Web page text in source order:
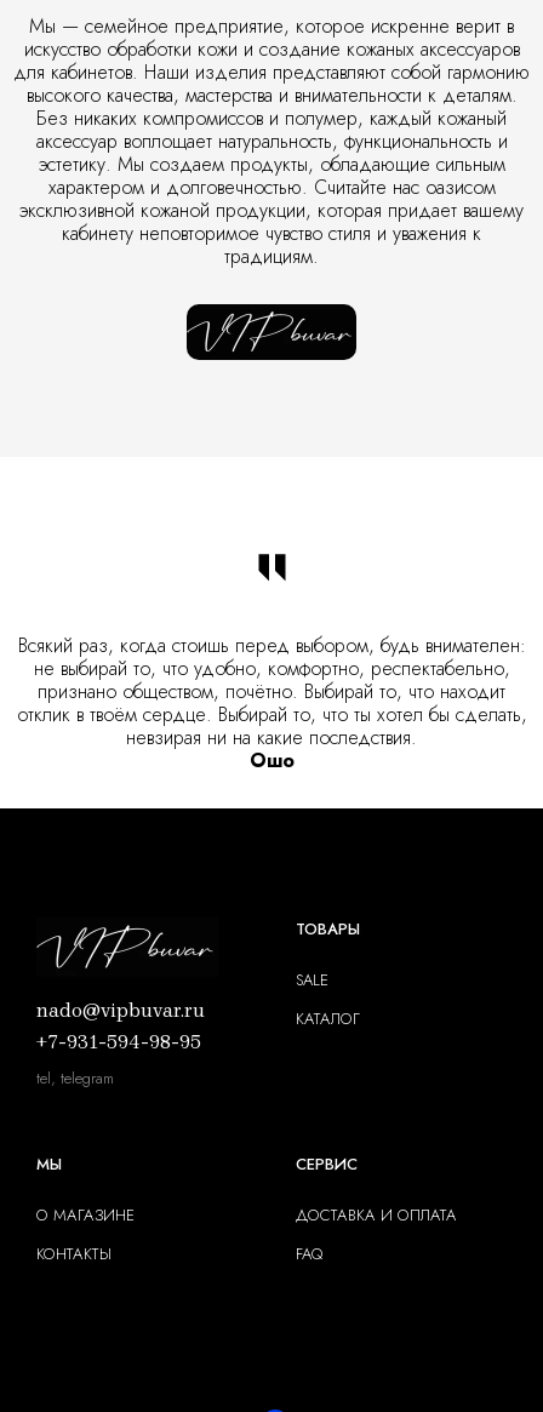
Мы — семейное предприятие, которое искренне верит в
искусство обработки кожи и создание кожаных аксессуаров
для кабинетов. Наши изделия представляют собой гармонию
высокого качества, мастерства и внимательности к деталям.
Без никаких компромиссов и полумер, каждый кожаный
аксессуар воплощает натуральность, функциональность и
эстетику. Мы создаем продукты, обладающие сильным
характером и долговечностью. Считайте нас оазисом
эксклюзивной кожаной продукции, которая придает вашему
кабинету неповторимое чувство стиля и уважения к
традициям.
Всякий раз, когда стоишь перед выбором, будь внимателен:
не выбирай то, что удобно, комфортно, респектабельно,
признано обществом, почётно. Выбирай то, что находит
отклик в твоём сердце. Выбирай то, что ты хотел бы сделать,
невзирая ни на какие последствия.
Ошо
nado@vipbuvar.ru
+7-931-594-98-95
tel, telegram
ТОВАРЫ
SALE
КАТАЛОГ
МЫ
О МАГАЗИНЕ
КОНТАКТЫ
СЕРВИС
ДОСТАВКА И ОПЛАТА
FAQ